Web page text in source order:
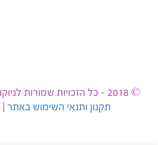
© 2018 - כל הזכויות שמורות לניוקום סוכנות לביטוח בע״מ.
תקנון ותנאי השימוש באתר